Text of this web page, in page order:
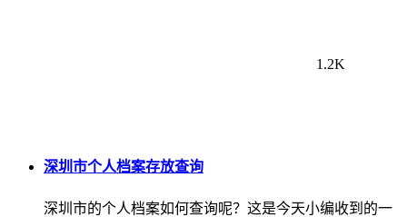
1.2K
深圳市个人档案存放查询
深圳市的个人档案如何查询呢？这是今天小编收到的一